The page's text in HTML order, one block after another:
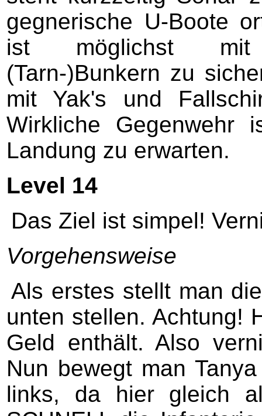
gegnerische U-Boote
ist möglichst mit
(Tarn-)Bunkern zu
mit Yak's und
Wirkliche Gegenwehr
Landung zu erwarten.
Level 14
Das Ziel ist simpel!
Vorgehensweise
Als erstes stellt man
unten stellen. Achtung!
Geld enthält. Also
Nun bewegt man
links, da hier gleich